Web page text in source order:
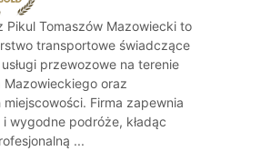
Pikul Tomaszów Mazowiecki to
transportowe świadczące
przewozowe na terenie
Mazowieckiego oraz
Firma zapewnia
wygodne podróże, kładąc
...